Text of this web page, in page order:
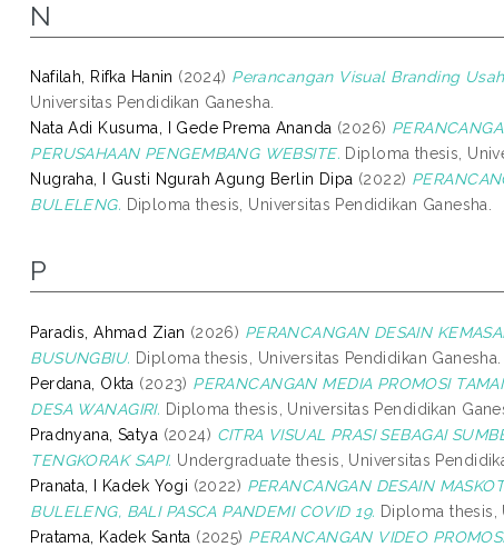
N
Nafilah, Rifka Hanin (2024) Perancangan Visual Branding
Universitas Pendidikan Ganesha.
Nata Adi Kusuma, I Gede Prema Ananda (2026)
PERUSAHAAN PENGEMBANG WEBSITE. Diploma thesis,
Nugraha, I Gusti Ngurah Agung Berlin Dipa (2022)
BULELENG. Diploma thesis, Universitas Pendidikan Ganesha.
P
Paradis, Ahmad Zian (2026) PERANCANGAN DESAIN
BUSUNGBIU. Diploma thesis, Universitas Pendidikan Ganesha.
Perdana, Okta (2023) PERANCANGAN MEDIA PROMOSI
DESA WANAGIRI. Diploma thesis, Universitas Pendidikan
Pradnyana, Satya (2024) CITRA VISUAL PRASI SEBAGAI
TENGKORAK SAPI. Undergraduate thesis, Universitas
Pranata, I Kadek Yogi (2022) PERANCANGAN DESAIN
BULELENG, BALI PASCA PANDEMI COVID 19. Diploma thesis,
Pratama, Kadek Santa (2025) PERANCANGAN VIDEO